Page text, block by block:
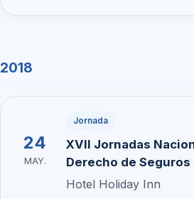
2018
24
MAY.
Jornada
XVII Jornadas
Derecho de Seguros
Hotel Holiday Inn